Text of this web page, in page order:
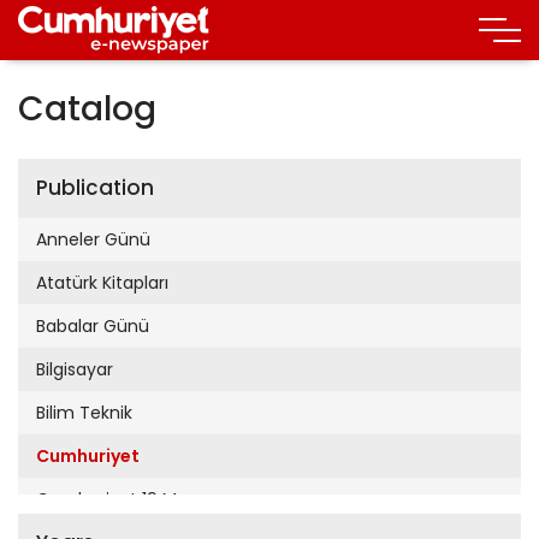
Catalog
Publication
Anneler Günü
Atatürk Kitapları
Babalar Günü
Bilgisayar
Bilim Teknik
Cumhuriyet
Cumhuriyet 19 Mayıs